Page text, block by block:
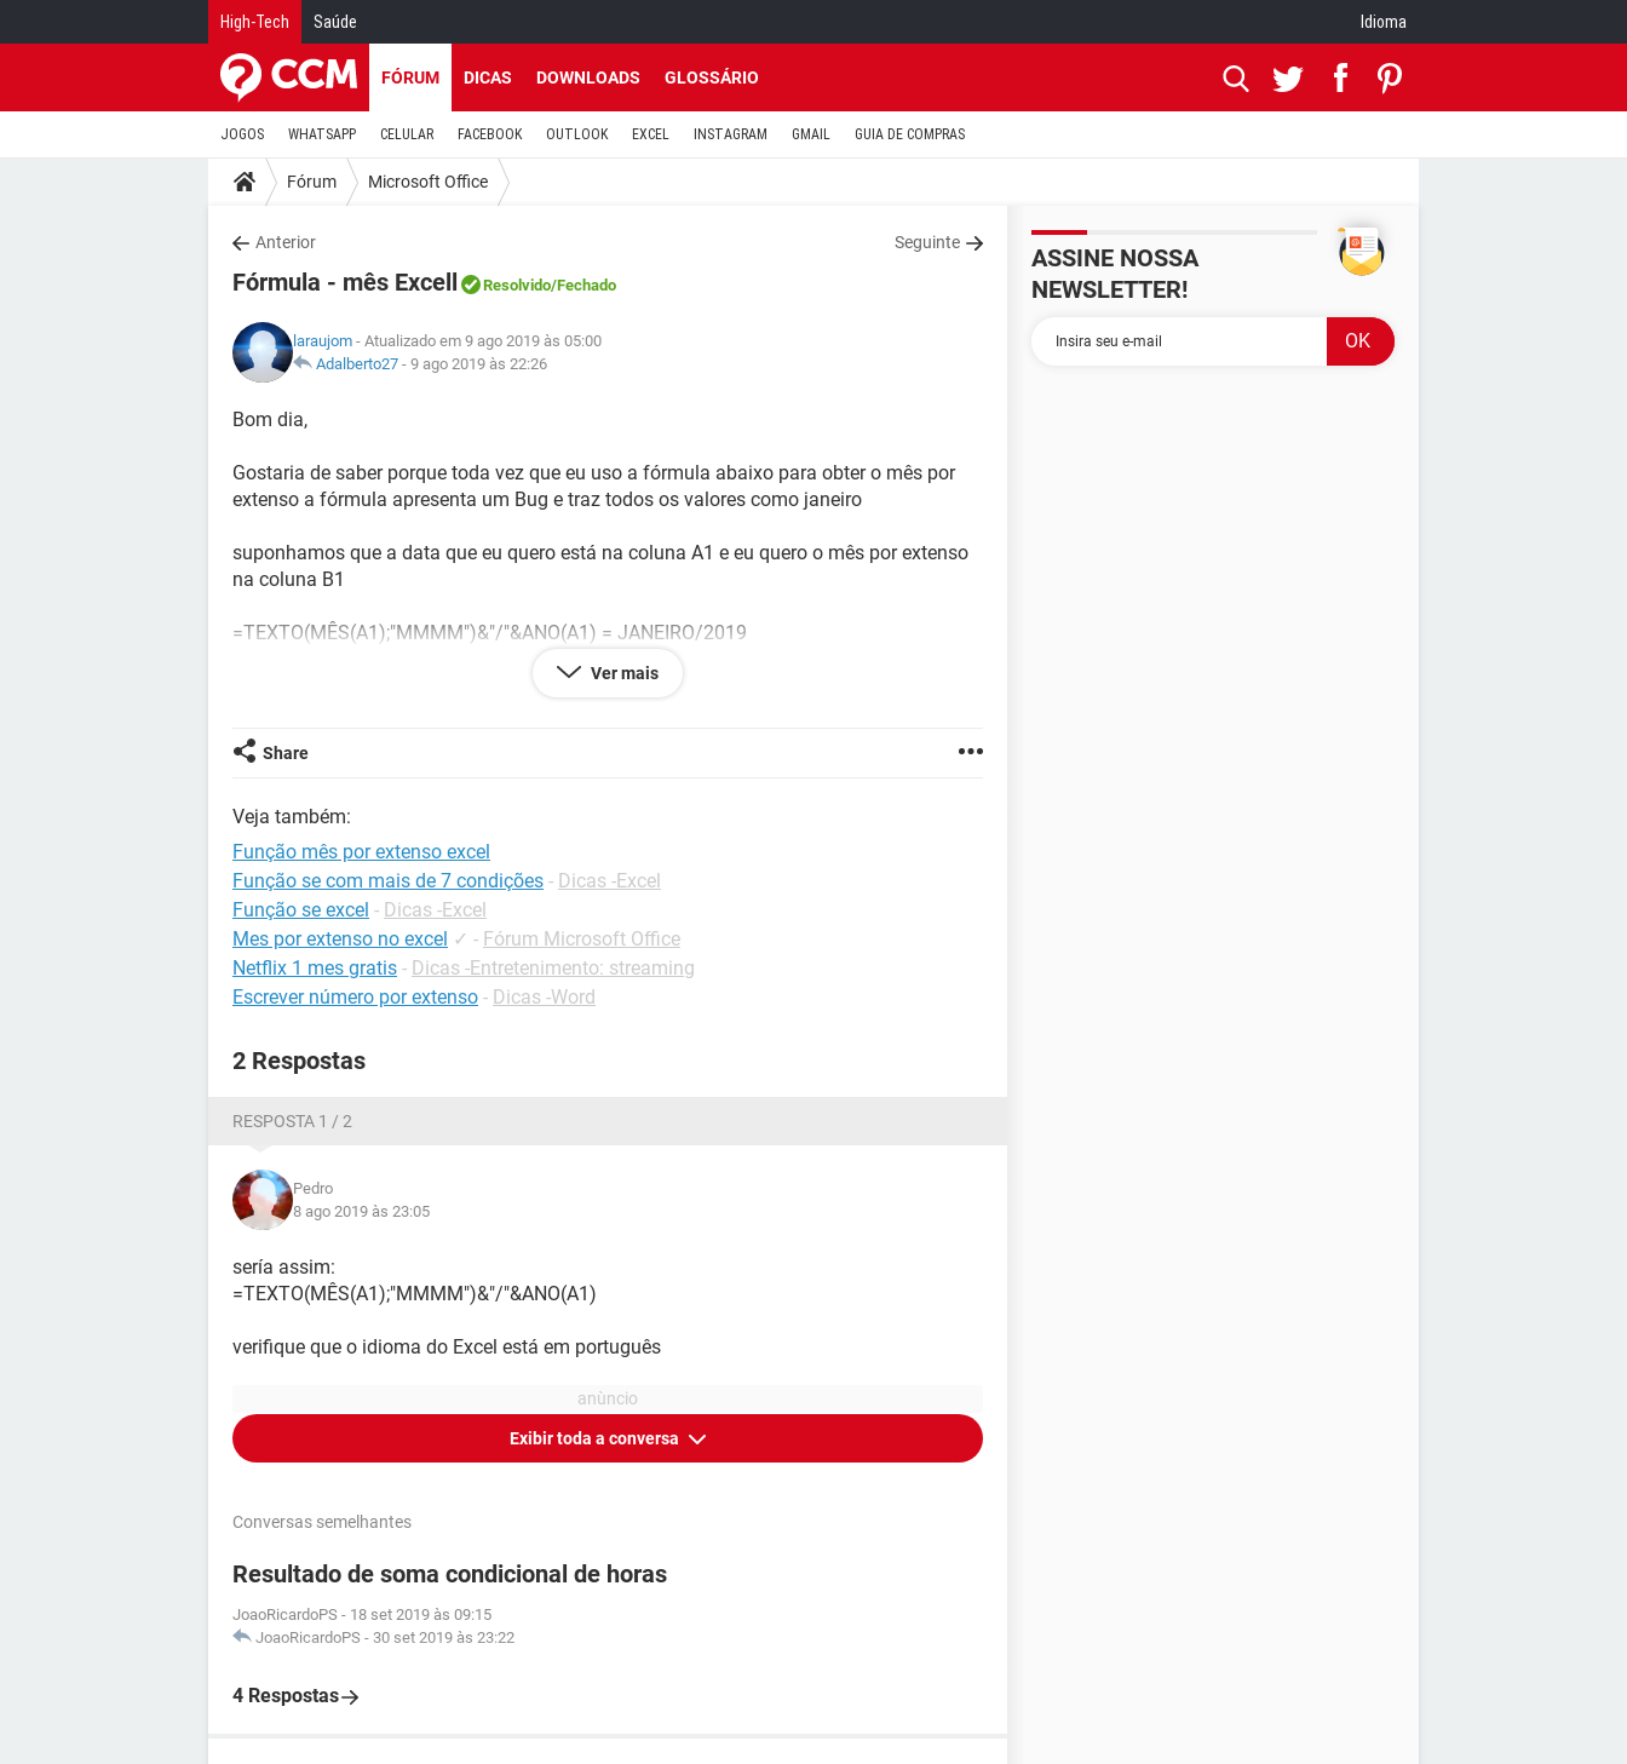
High-Tech Saúde Idioma
FÓRUM DICAS DOWNLOADS GLOSSÁRIO
JOGOS WHATSAPP CELULAR FACEBOOK OUTLOOK EXCEL INSTAGRAM GMAIL GUIA DE COMPRAS
Fórum Microsoft Office
Anterior Seguinte
Fórmula - mês Excell Resolvido/Fechado
laraujom - Atualizado em 9 ago 2019 às 05:00
Adalberto27 - 9 ago 2019 às 22:26
Bom dia,
Gostaria de saber porque toda vez que eu uso a fórmula abaixo para obter o mês por
extenso a fórmula apresenta um Bug e traz todos os valores como janeiro
suponhamos que a data que eu quero está na coluna A1 e eu quero o mês por extenso
na coluna B1
=TEXTO(MÊS(A1);"MMMM")&"/"&ANO(A1) = JANEIRO/2019
Ver mais
Share
Veja também:
Função mês por extenso excel
Função se com mais de 7 condições - Dicas -Excel
Função se excel - Dicas -Excel
Mes por extenso no excel ✓ - Fórum Microsoft Office
Netflix 1 mes gratis - Dicas -Entretenimento: streaming
Escrever número por extenso - Dicas -Word
2 Respostas
RESPOSTA 1 / 2
Pedro
8 ago 2019 às 23:05
sería assim:
=TEXTO(MÊS(A1);"MMMM")&"/"&ANO(A1)
verifique que o idioma do Excel está em português
Exibir toda a conversa
Conversas semelhantes
Resultado de soma condicional de horas
JoaoRicardoPS - 18 set 2019 às 09:15
JoaoRicardoPS - 30 set 2019 às 23:22
4 Respostas
ASSINE NOSSA
NEWSLETTER!